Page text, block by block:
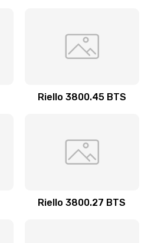
Riello 3800.45 BTS
Riello 3800.27 BTS